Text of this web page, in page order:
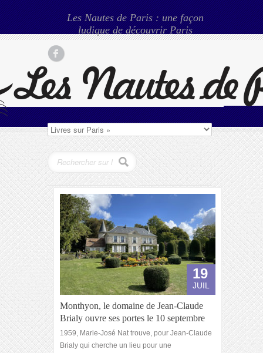
Les Nautes de Paris : une façon
ludique de découvrir Paris
19
JUIL
Monthyon, le domaine de Jean-Claude
Brialy ouvre ses portes le 10 septembre
1959, Marie-José Nat trouve, pour Jean-Claude
Brialy qui cherche un lieu pour une